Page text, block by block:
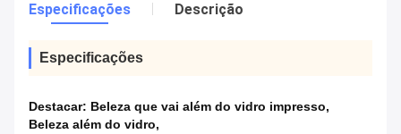
Especificações Descrição
Especificações
Destacar: Beleza que vai além do vidro impresso,
Beleza além do vidro,